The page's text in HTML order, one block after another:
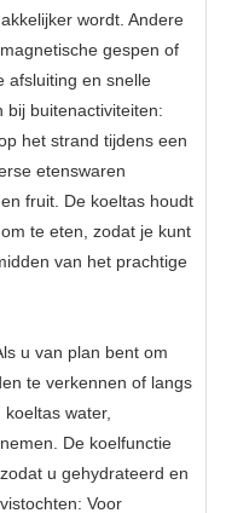
wordt. Andere
gespen of
afsluiting en snelle
bij buitenactiviteiten:
het strand tijdens een
etenswaren
fruit. De koeltas houdt
te eten, zodat je kunt
van het prachtige
u van plan bent om
te verkennen of langs
water,
De koelfunctie
u gehydrateerd en
Voor